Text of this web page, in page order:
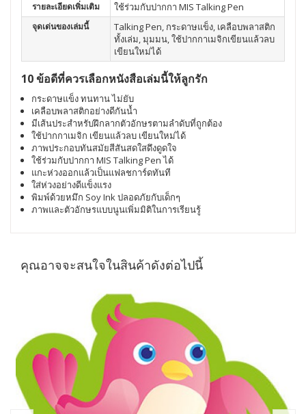
รายละเอียดเพิ่มเติม ใช้ร่วมกับปากกา MIS Talking Pen
จุดเด่นของเล่มนี้
Talking Pen, กระดาษแข็ง, เคลือบพลาสติก
ทั้งเล่ม, มุมมน, ใช้ปากกาเมจิกเขียนแล้วลบ
เขียนใหม่ได้
10 ข้อดีที่ควรเลือกหนังสือเล่มนี้ให้ลูกรัก
กระดาษแข็ง ทนทาน ไม่ยับ
เคลือบพลาสติกอย่างดีกันน้ำ
มีเส้นประสำหรับฝึกลากตัวอักษรตามลำดับที่ถูกต้อง
ใช้ปากกาเมจิก เขียนแล้วลบ เขียนใหม่ได้
ภาพประกอบทันสมัยสีสันสดใสดึงดูดใจ
ใช้ร่วมกับปากกา MIS Talking Pen ได้
แกะห่วงออกแล้วเป็นแฟลชการ์ดทันที
ใส่ห่วงอย่างดีแข็งแรง
พิมพ์ด้วยหมึก Soy Ink ปลอดภัยกับเด็กๆ
ภาพและตัวอักษรแบบนูนเพิ่มมิติในการเรียนรู้
คุณอาจจะสนใจในสินค้าดังต่อไปนี้